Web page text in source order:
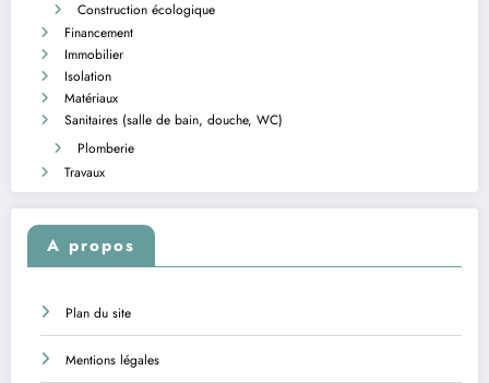
Construction écologique
Financement
Immobilier
Isolation
Matériaux
Sanitaires (salle de bain, douche, WC)
Plomberie
Travaux
A propos
Plan du site
Mentions légales